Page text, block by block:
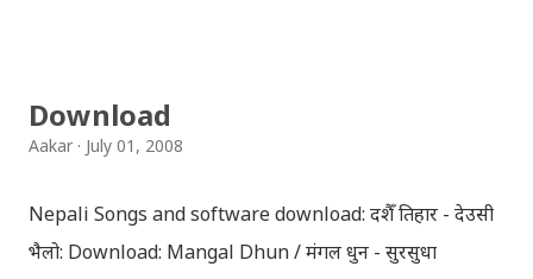
amazed while ending it up. Radha and Krishna are
together since childhood. But in teenage they are
separated (as in the traditional story) and Lord
Download
Aakar July 01, 2008
Nepali Songs and software download: दशैँ तिहार - देउसी
भैलो: Download: Mangal Dhun / मंगल धुन - सुरसुधा